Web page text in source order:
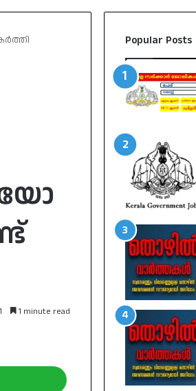
1 1 minute read
Popular Posts